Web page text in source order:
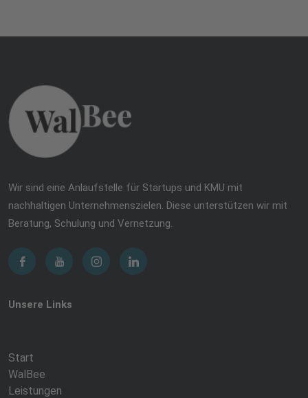
Wir sind eine Anlaufstelle für Startups und KMU mit
nachhaltigen Unternehmenszielen. Diese unterstützen wir mit
Beratung, Schulung und Vernetzung.
Unsere Links
Start
WalBee
Leistungen